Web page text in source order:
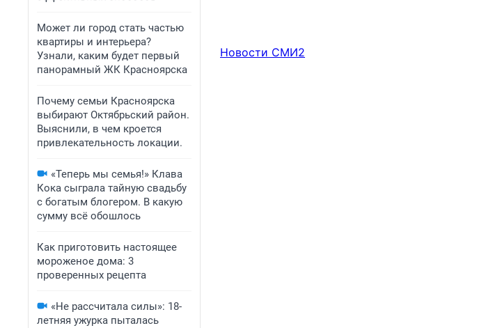
Может ли город стать частью
квартиры и интерьера?
Узнали, каким будет первый
панорамный ЖК Красноярска
Почему семьи Красноярска
выбирают Октябрьский район.
Выяснили, в чем кроется
привлекательность локации.
«Теперь мы семья!» Клава
Кока сыграла тайную свадьбу
с богатым блогером. В какую
сумму всё обошлось
Как приготовить настоящее
мороженое дома: 3
проверенных рецепта
«Не рассчитала силы»: 18-
летняя ужурка пыталась
Новости СМИ2